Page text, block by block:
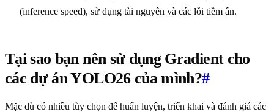
(inference speed), sử dụng tài nguyên và các lỗi tiềm ẩn.
Tại sao bạn nên sử dụng Gradient cho
các dự án YOLO26 của mình?#
Mặc dù có nhiều tùy chọn để huấn luyện, triển khai và đánh giá các